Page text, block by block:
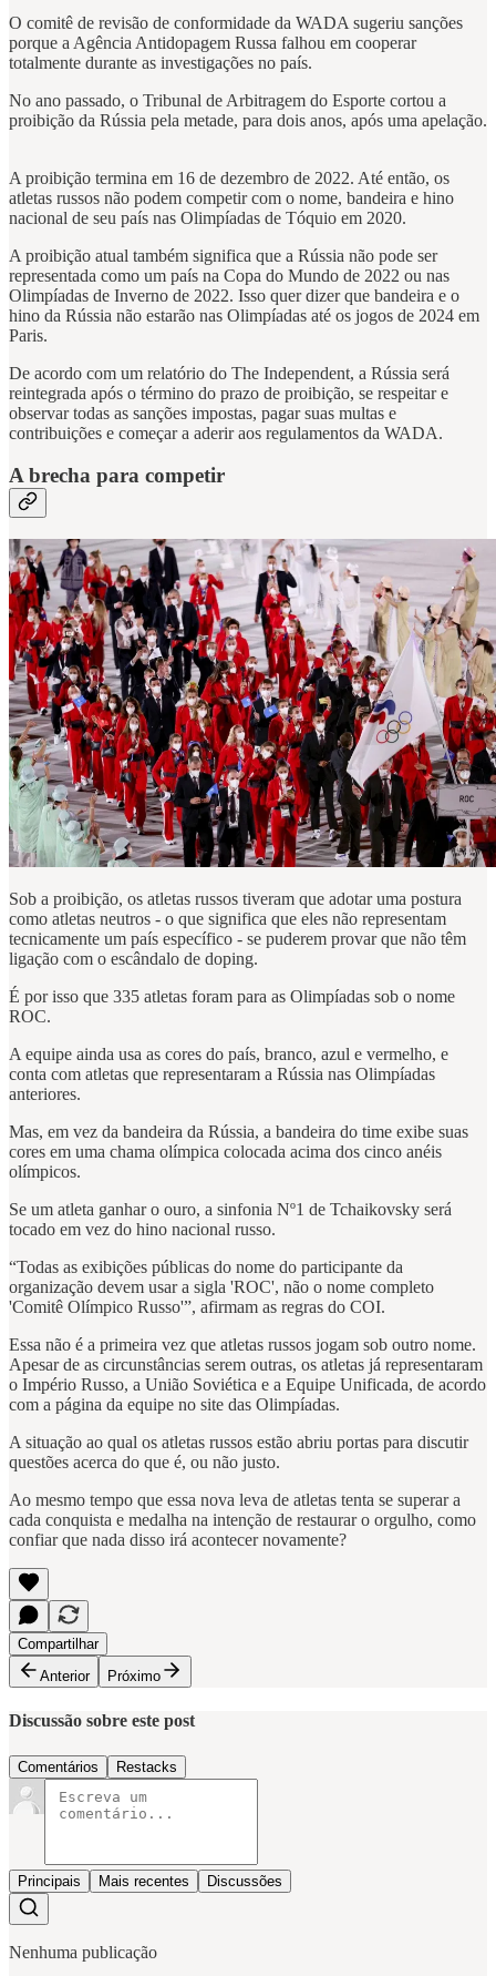
O comitê de revisão de conformidade da WADA sugeriu sanções
porque a Agência Antidopagem Russa falhou em cooperar
totalmente durante as investigações no país.
No ano passado, o Tribunal de Arbitragem do Esporte cortou a
proibição da Rússia pela metade, para dois anos, após uma apelação.
A proibição termina em 16 de dezembro de 2022. Até então, os
atletas russos não podem competir com o nome, bandeira e hino
nacional de seu país nas Olimpíadas de Tóquio em 2020.
A proibição atual também significa que a Rússia não pode ser
representada como um país na Copa do Mundo de 2022 ou nas
Olimpíadas de Inverno de 2022. Isso quer dizer que bandeira e o
hino da Rússia não estarão nas Olimpíadas até os jogos de 2024 em
Paris.
De acordo com um relatório do The Independent, a Rússia será
reintegrada após o término do prazo de proibição, se respeitar e
observar todas as sanções impostas, pagar suas multas e
contribuições e começar a aderir aos regulamentos da WADA.
A brecha para competir
Sob a proibição, os atletas russos tiveram que adotar uma postura
como atletas neutros - o que significa que eles não representam
tecnicamente um país específico - se puderem provar que não têm
ligação com o escândalo de doping.
É por isso que 335 atletas foram para as Olimpíadas sob o nome
ROC.
A equipe ainda usa as cores do país, branco, azul e vermelho, e
conta com atletas que representaram a Rússia nas Olimpíadas
anteriores.
Mas, em vez da bandeira da Rússia, a bandeira do time exibe suas
cores em uma chama olímpica colocada acima dos cinco anéis
olímpicos.
Se um atleta ganhar o ouro, a sinfonia Nº1 de Tchaikovsky será
tocado em vez do hino nacional russo.
“Todas as exibições públicas do nome do participante da
organização devem usar a sigla 'ROC', não o nome completo
'Comitê Olímpico Russo'”, afirmam as regras do COI.
Essa não é a primeira vez que atletas russos jogam sob outro nome.
Apesar de as circunstâncias serem outras, os atletas já representaram
o Império Russo, a União Soviética e a Equipe Unificada, de acordo
com a página da equipe no site das Olimpíadas.
A situação ao qual os atletas russos estão abriu portas para discutir
questões acerca do que é, ou não justo.
Ao mesmo tempo que essa nova leva de atletas tenta se superar a
cada conquista e medalha na intenção de restaurar o orgulho, como
confiar que nada disso irá acontecer novamente?
Compartilhar
Anterior
Próximo
Discussão sobre este post
Comentários Restacks
Principais Mais recentes Discussões
Nenhuma publicação